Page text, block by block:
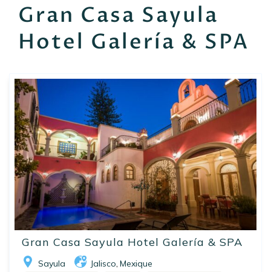
Gran Casa Sayula
Hotel Galería & SPA
Gran Casa Sayula Hotel Galería & SPA
Sayula Jalisco Mexique